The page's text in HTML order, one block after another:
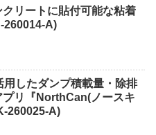
リートに貼付可能な粘着
260014-A)
用したダンプ積載量・除排
プリ『NorthCan(ノースキ
260025-A)